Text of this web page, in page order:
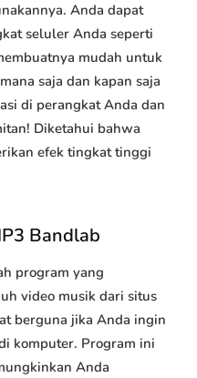
Anda dapat
seluler Anda seperti
mudah untuk
saja dan kapan saja
di perangkat Anda dan
Diketahui bahwa
efek tingkat tinggi
Bandlab
program yang
video musik dari situs
berguna jika Anda ingin
komputer. Program ini
Anda